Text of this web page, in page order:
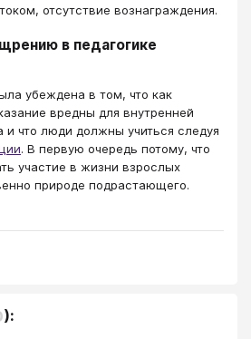
отсутствие вознаграждения.
в педагогике
убеждена в том, что как
вредны для внутренней
и что люди должны учиться следуя
. В первую очередь потому, что
участие в жизни взрослых
природе подрастающего.
):